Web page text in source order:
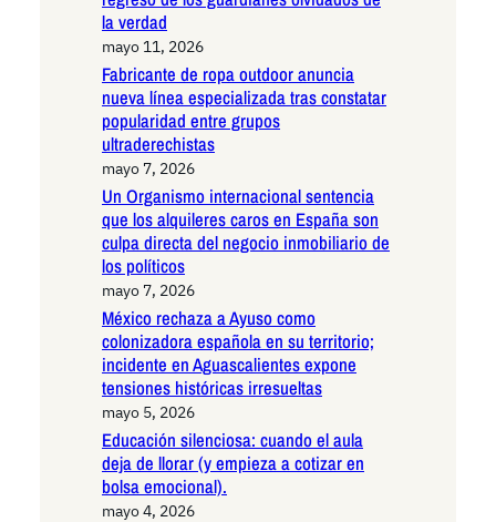
la verdad
mayo 11, 2026
Fabricante de ropa outdoor anuncia
nueva línea especializada tras constatar
popularidad entre grupos
ultraderechistas
mayo 7, 2026
Un Organismo internacional sentencia
que los alquileres caros en España son
culpa directa del negocio inmobiliario de
los políticos
mayo 7, 2026
México rechaza a Ayuso como
colonizadora española en su territorio;
incidente en Aguascalientes expone
tensiones históricas irresueltas
mayo 5, 2026
Educación silenciosa: cuando el aula
deja de llorar (y empieza a cotizar en
bolsa emocional).
mayo 4, 2026